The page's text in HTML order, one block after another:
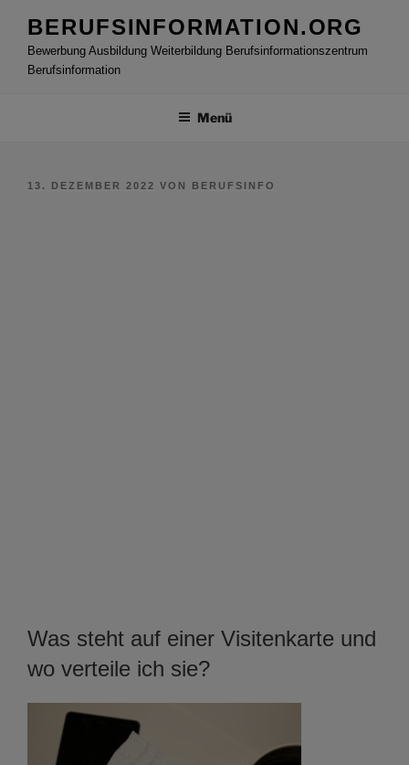
Inhalt
springen
BERUFSINFORMATION.ORG
Bewerbung Ausbildung Weiterbildung Berufsinformationszentrum
Berufsinformation
Menü
VERÖFFENTLICHT
13. DEZEMBER 2022 VON BERUFSINFO
Was steht auf einer Visitenkarte und
wo verteile ich sie?